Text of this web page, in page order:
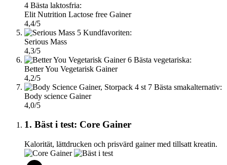
4 Bästa laktosfria:
Elit Nutrition Lactose free Gainer
4,4/5
5 Kundfavoriten:
Serious Mass
4,3/5
6 Bästa vegetariska:
Better You Vegetarisk Gainer
4,2/5
7 Bästa smakalternativ:
Body science Gainer
4,0/5
1. Bäst i test: Core Gainer
Kalorität, lättdrucken och prisvärd gainer med tillsatt kreatin.